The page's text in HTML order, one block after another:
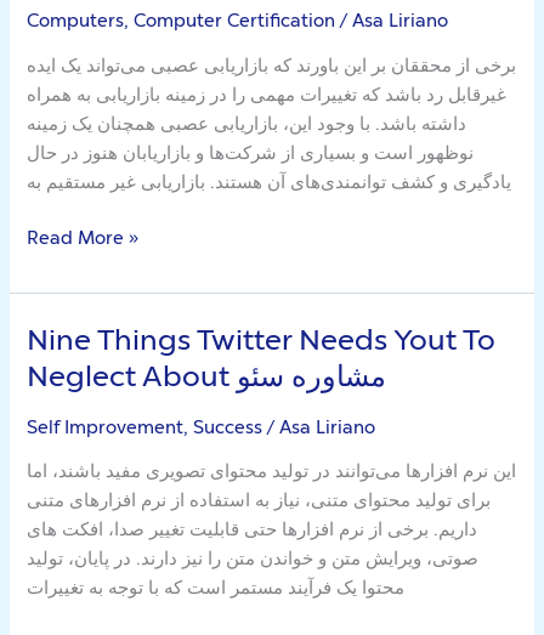
Computers, Computer Certification/Asa Liriano
برخی از محققان بر این باورند که بازاریابی عصبی می‌تواند یک ایده
غیرقابل رد باشد که تغییرات مهمی را در زمینه بازاریابی به همراه
داشته باشد. با وجود این، بازاریابی عصبی همچنان یک زمینه
نوظهور است و بسیاری از شرکت‌ها و بازاریابان هنوز در حال
یادگیری و کشف توانمندی‌های آن هستند. بازاریابی غیر مستقیم به
To
مشاوره
سئو
Read More »
Nine Things Twitter Needs Yout To
Neglect About مشاوره سئو
Self Improvement, Success/Asa Liriano
این نرم افزارها می‌توانند در تولید محتوای تصویری مفید باشند، اما
برای تولید محتوای متنی، نیاز به استفاده از نرم افزارهای متنی
داریم. برخی از نرم افزارها حتی قابلیت تغییر صدا، افکت های
صوتی، ویرایش متن و خواندن متن را نیز دارند. در پایان، تولید
محتوا یک فرآیند مستمر است که با توجه به تغییرات
Nine
Things
Twitter
Needs
To
Neglect
About
مشاوره
سئو